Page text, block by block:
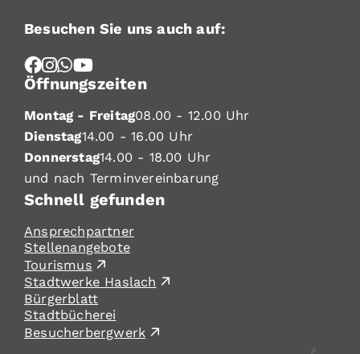
Besuchen Sie uns auch auf:
Öffnungszeiten
Montag - Freitag08.00 - 12.00 Uhr
Dienstag14.00 - 16.00 Uhr
Donnerstag14.00 - 18.00 Uhr
und nach Terminvereinbarung
Schnell gefunden
Ansprechpartner
Stellenangebote
Tourismus
Stadtwerke Haslach
Bürgerblatt
Stadtbücherei
Besucherbergwerk